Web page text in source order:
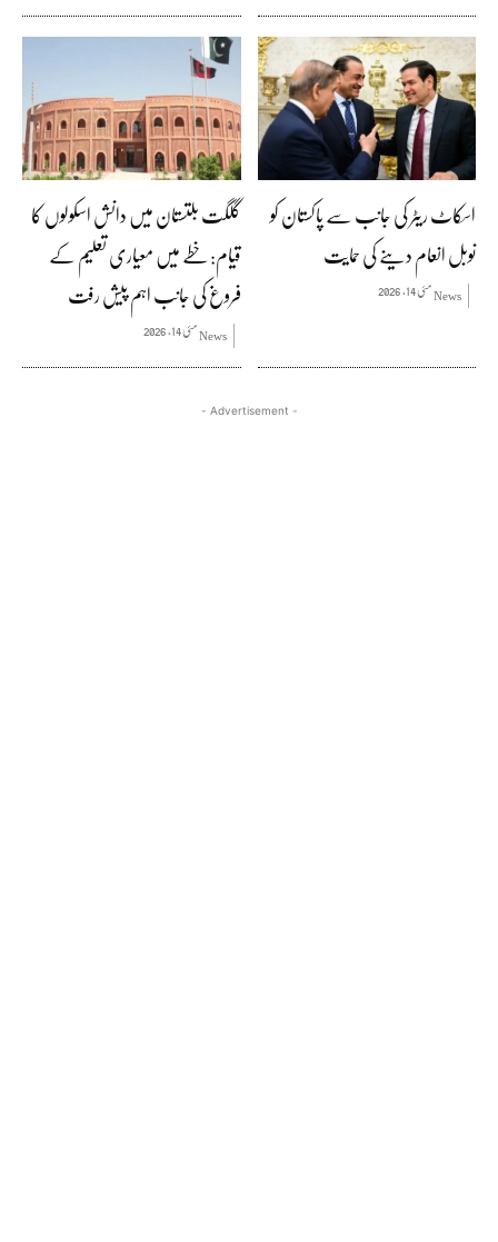
اسکاٹ ریٹر کی جانب سے پاکستان کو
نوبل انعام دینے کی حمایت
Newsمئی 14, 2026
گلگت بلتستان میں دانش اسکولوں کا
قیام: خطے میں معیاری تعلیم کے
فروغ کی جانب اہم پیش رفت
Newsمئی 14, 2026
- Advertisement -